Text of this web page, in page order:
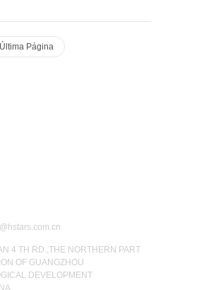
R22, SOLO 34A refrigerante,
hasta 5.5. La unidad tiene
estándar.
Última Página
4 TH RD.,THE NORTHERN PART
OF GUANGZHOU
DEVELOPMENT